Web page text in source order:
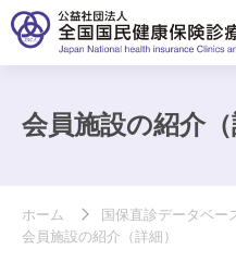
会員施設の紹介（
ホーム 国保直診データベー
会員施設の紹介（詳細）